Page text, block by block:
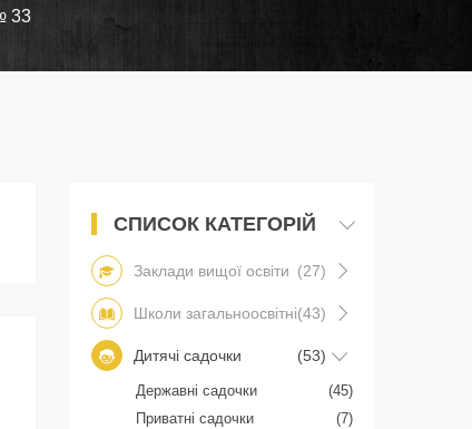
33
СПИСОК КАТЕГОРІЙ
Заклади вищої освіти (27)
Школи загальноосвітні(43)
Дитячі садочки (53)
Державні садочки
(45)
Приватні садочки
(7)